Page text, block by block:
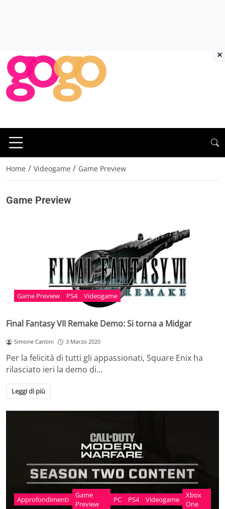
Home / Videogame / Game Preview
Game Preview
Game Preview PS4 Videogame
Final Fantasy VII Remake Demo: Si torna a Midgar
Simone Cantini 3 Marzo 2020
Per la felicità di tutti gli appassionati, Square Enix ha
rilasciato ieri la demo di…
Leggi di più
Approfondimenti
Game
Preview
PC PS4 Videogame
Xbox
One
×